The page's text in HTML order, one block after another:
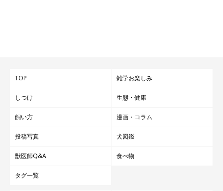
TOP 雑学お楽しみ
しつけ 生態・健康
飼い方 漫画・コラム
投稿写真 犬図鑑
獣医師Q&A 食べ物
タグ一覧